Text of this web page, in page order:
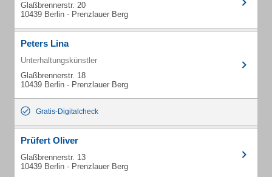
Glaßbrennerstr. 20
10439 Berlin - Prenzlauer Berg
Peters Lina
Unterhaltungskünstler
Glaßbrennerstr. 18
10439 Berlin - Prenzlauer Berg
Gratis-Digitalcheck
Prüfert Oliver
Glaßbrennerstr. 13
10439 Berlin - Prenzlauer Berg